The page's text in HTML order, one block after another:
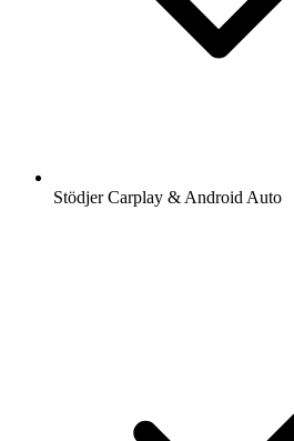
Stödjer Carplay & Android Auto